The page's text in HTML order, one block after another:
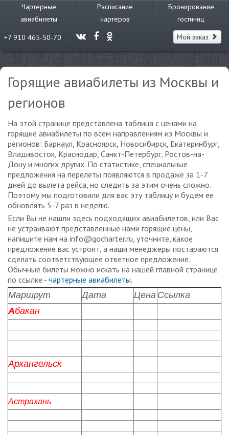
Чартерные
авиабилеты
Расписание
чартеров
Бронирование
гостиниц
+7 910 465-50-70
Мой заказ
Горящие авиабилеты из Москвы и
регионов
На этой странице представлена таблица с ценами на
горящие авиабилеты по всем направлениям из Москвы и
регионов: Барнаул, Красноярск, Новосибирск, Екатеринбург,
Владивосток, Краснодар, Санкт-Петербург, Ростов-на-
Дону и многих других. По статистике, специальные
предложения на перелеты появляются в продаже за 1-7
дней до вылета рейса, но следить за этим очень сложно.
Поэтому мы подготовили для вас эту таблицу и будем ее
обновлять 5-7 раз в неделю.
Если Вы не нашли здесь подходящих авиабилетов, или Вас
не устраивают представленные нами горящие цены,
напишите нам на info@gocharter.ru, уточните, какое
предложение вас устроит, а наши менеджеры постараются
сделать соответствующее ответное предложение.
Обычные билеты можно искать на нашей главной странице
по ссылке - чартерные авиабилеты.
Маршрут
Дата Цена Ссылка
Абакан
Архангельск
Астрахань